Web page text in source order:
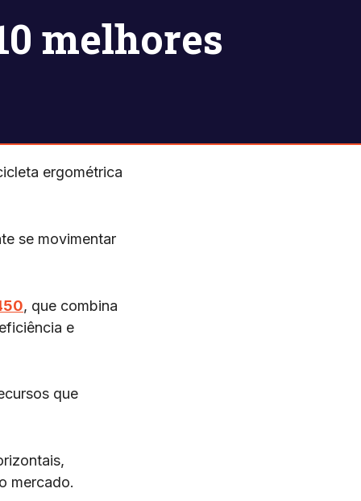
melhores
ergométrica
se movimentar
, que combina
e
que
mercado.